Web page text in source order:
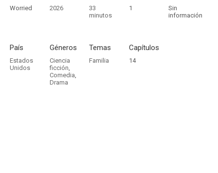
Worried 2026
33
minutos
1
Sin
información
País
Estados
Unidos
Géneros
Ciencia
ficción,
Comedia,
Drama
Temas
Familia
Capítulos
14